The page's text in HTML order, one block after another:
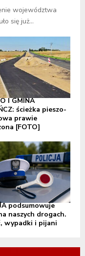
województwa
się już...
I GMINA
ścieżka pieszo-
prawie
[FOTO]
podsumowuje
naszych drogach.
wypadki i pijani